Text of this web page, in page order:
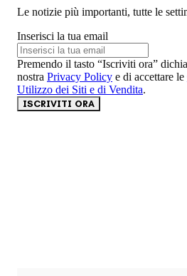
Le notizie più importanti, tutte le
Inserisci la tua email
Premendo il tasto “Iscriviti ora”
nostra Privacy Policy e di accettare le
Utilizzo dei Siti e di Vendita.
ISCRIVITI ORA